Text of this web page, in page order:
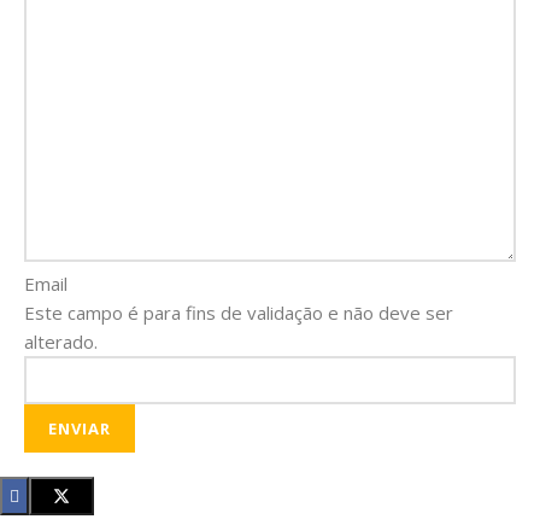
Email
Este campo é para fins de validação e não deve ser
alterado.